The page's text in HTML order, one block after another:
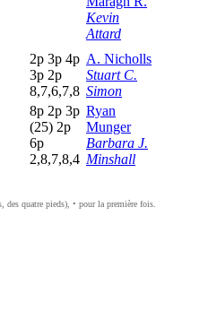
Kevin
Attard
2p 3p 4p
3p 2p
8,7,6,7,8
A. Nicholls
Stuart C.
Simon
8p 2p 3p
(25) 2p
6p
2,8,7,8,4
Ryan
Munger
Barbara J.
Minshall
des quatre pieds), • pour la première fois.